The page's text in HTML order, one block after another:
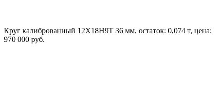
Круг калиброванный 12Х18Н9Т 36 мм, остаток: 0,074 т, цена:
970 000 руб.